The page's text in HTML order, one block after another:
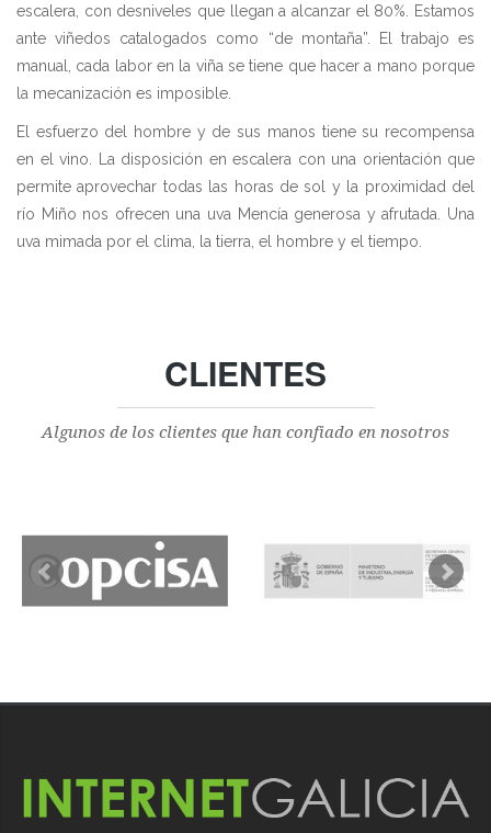
escalera, con desniveles que llegan a alcanzar el 80%. Estamos
ante viñedos catalogados como “de montaña”. El trabajo es
manual, cada labor en la viña se tiene que hacer a mano porque
la mecanización es imposible.
El esfuerzo del hombre y de sus manos tiene su recompensa
en el vino. La disposición en escalera con una orientación que
permite aprovechar todas las horas de sol y la proximidad del
río Miño nos ofrecen una uva Mencía generosa y afrutada. Una
uva mimada por el clima, la tierra, el hombre y el tiempo.
CLIENTES
Algunos de los clientes que han confiado en nosotros